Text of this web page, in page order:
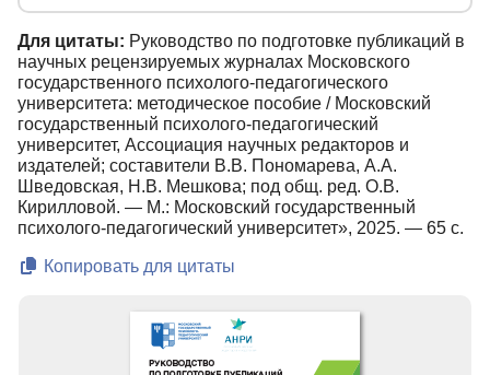
Для цитаты: Руководство по подготовке публикаций в
научных рецензируемых журналах Московского
государственного психолого-педагогического
университета: методическое пособие / Московский
государственный психолого-педагогический
университет, Ассоциация научных редакторов и
издателей; составители В.В. Пономарева, А.А.
Шведовская, Н.В. Мешкова; под общ. ред. О.В.
Кирилловой. — М.: Московский государственный
психолого-педагогический университет», 2025. — 65 с.
Копировать для цитаты